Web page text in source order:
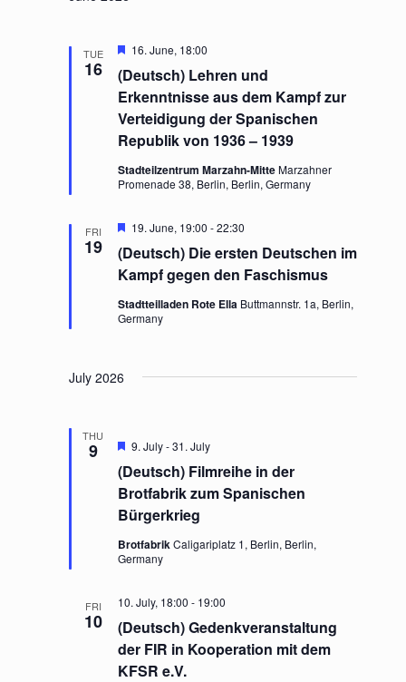
e
w
N
a
g
a
t
i
i
TUE
16
(Deutsch) Lehren und
Erkenntnisse aus dem Kampf zur
Verteidigung der Spanischen
Republik von 1936 – 1939
F
a
t
u
r
e
d
16. June, 18:00
Stadteilzentrum Marzahn-MitteMarzahner
Promenade 38, Berlin, Berlin, Germany
FRI
19
(Deutsch) Die ersten Deutschen im
Kampf gegen den Faschismus
F
a
t
u
r
e
d
19. June, 19:00 -22:30
Stadtteilladen Rote Ella Buttmannstr. 1a, Berlin,
Germany
July 2026
THU
9
(Deutsch) Filmreihe in der
Brotfabrik zum Spanischen
Bürgerkrieg
F
a
t
u
r
d
9. July-31. July
BrotfabrikCaligariplatz 1, Berlin, Berlin,
Germany
FRI
10
(Deutsch) Gedenkveranstaltung
der FIR in Kooperation mit dem
KFSR e.V.
10. July, 18:00 - 19:00